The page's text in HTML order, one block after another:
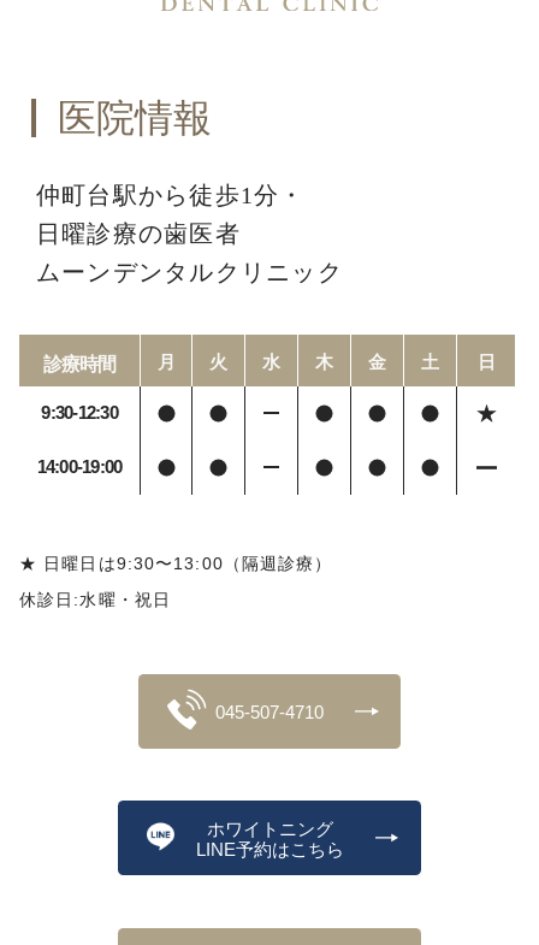
医院情報
仲町台駅から徒歩1分・
日曜診療の歯医者
ムーンデンタルクリニック
診療時間 月 火 水 木 金 土 日
9:30-12:30
14:00-19:00
★ 日曜日は9:30〜13:00（隔週診療）
休診日:水曜・祝日
045-507-4710
ホワイトニング
LINE予約はこちら